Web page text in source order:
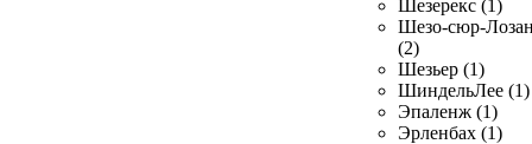
Шезерекс (1)
Шезо-сюр-
(2)
Шезьер (1)
ШиндельЛее (1)
Эпаленж (1)
Эрленбах (1)